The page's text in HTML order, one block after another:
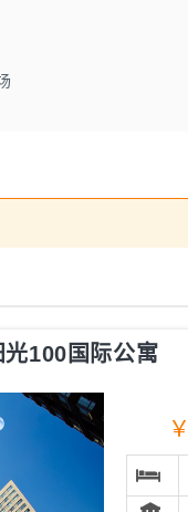
光100国际公寓
￥